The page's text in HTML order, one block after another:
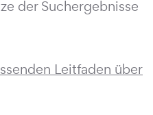
der Suchergebnisse
Leitfaden über